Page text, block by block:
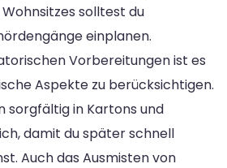
solltest du
einplanen.
Vorbereitungen ist es
Aspekte zu berücksichtigen.
sorgfältig in Kartons und
damit du später schnell
Auch das Ausmisten von